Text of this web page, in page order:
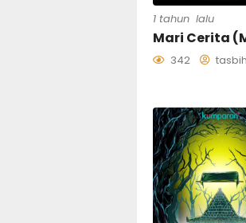
1 tahun lalu
Mari Cerita
342 tasbih